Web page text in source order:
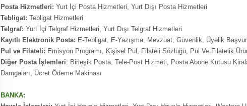
Posta Hizmetleri: Yurt İçi Posta Hizmetleri, Yurt Dışı Posta Hizmetleri
Tebligat: Tebligat Hizmetleri
Telgraf: Yurt İçi Telgraf Hizmetleri, Yurt Dışı Telgraf Hizmetleri
Kayıtlı Elektronik Posta: E-Tebligat, E-Yazışma, Mevzuat, Güvenlik, Üyelik
Pul ve Filateli: Emisyon Programı, Kişisel Pul, Filateli Sözlüğü, Pul Ve Filatelik
Diğer Posta İşlemleri: Birleşik Posta, Tele-Post Hizmeti, Posta Abone Kutusu
Damgaları, Ücret Ödeme Makinası
BANKA: